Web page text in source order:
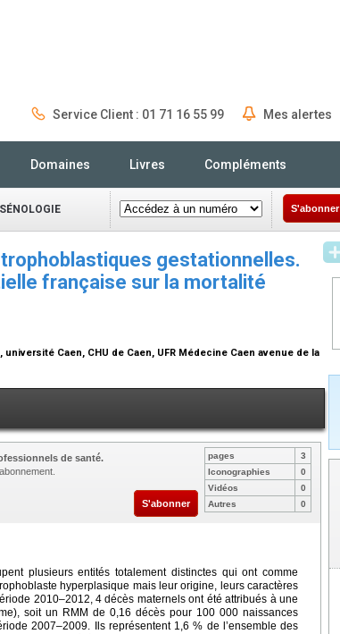
Service Client : 01 71 16 55 99 Mes alertes
Domaines Livres Compléments
S'abonner
gestationnelles.
française sur la mortalité
Caen, CHU de Caen, UFR Médecine Caen avenue de la
de santé.
S'abonner
pages
3
Iconographies
0
Vidéos
0
Autres
0
plusieurs entités totalement distinctes qui ont comme
hyperplasique mais leur origine, leurs caractères
2010–2012, 4 décès maternels ont été attribués à une
soit un RMM de 0,16 décès pour 100 000 naissances
2007–2009. Ils représentent 1,6 % de l’ensemble des